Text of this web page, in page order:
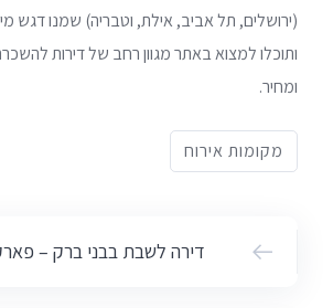
(ירושלים, תל אביב, אילת, וטבריה) שמנו דגש
ותוכלו למצוא באתר מגוון רחב של דירות
ומחיר.
מקומות אירוח
דירה לשבת בבני ברק –